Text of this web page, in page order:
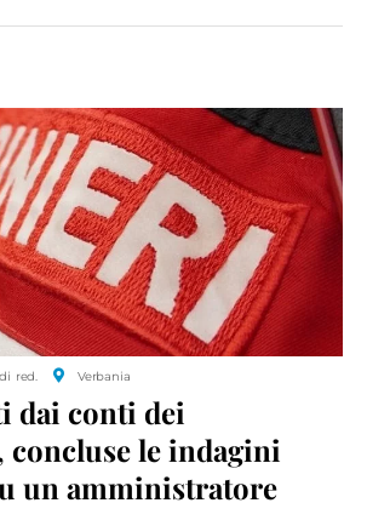
di red. Verbania
dai conti dei
le indagini
un amministratore